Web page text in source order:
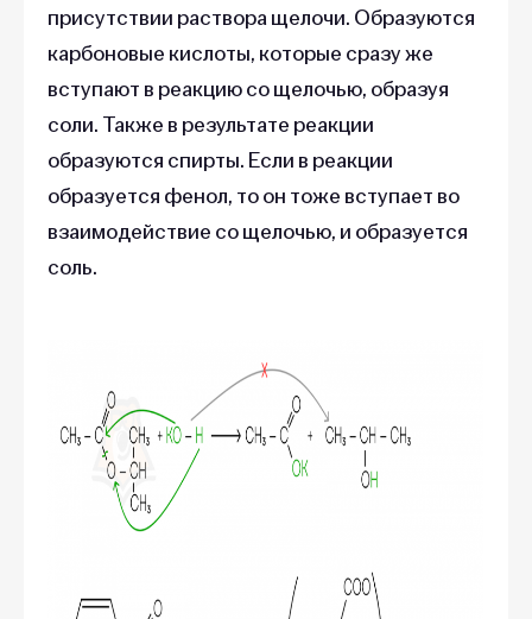
присутствии раствора щелочи. Образуются
карбоновые кислоты, которые сразу же
вступают в реакцию со щелочью, образуя
соли. Также в результате реакции
образуются спирты. Если в реакции
образуется фенол, то он тоже вступает во
взаимодействие со щелочью, и образуется
соль.